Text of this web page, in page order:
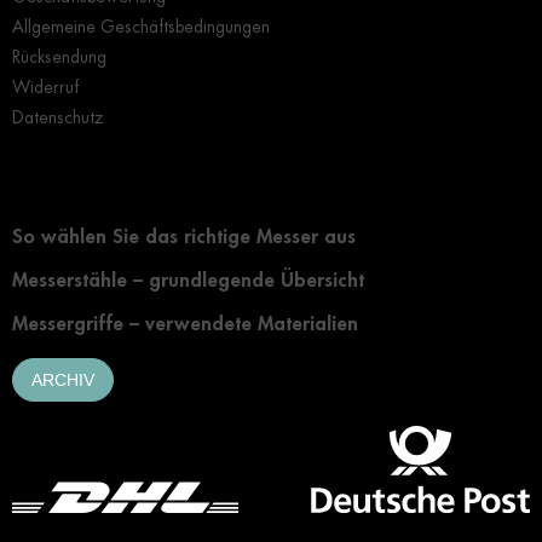
Allgemeine Geschäftsbedingungen
Rücksendung
Widerruf
Datenschutz
So wählen Sie das richtige Messer aus
Messerstähle – grundlegende Übersicht
Messergriffe – verwendete Materialien
ARCHIV